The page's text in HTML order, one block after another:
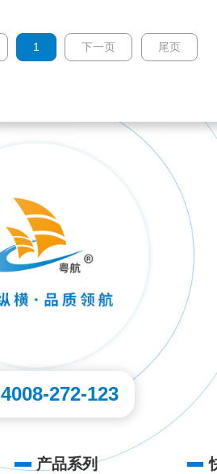
1 下一页 尾页
4008-272-123
产品系列